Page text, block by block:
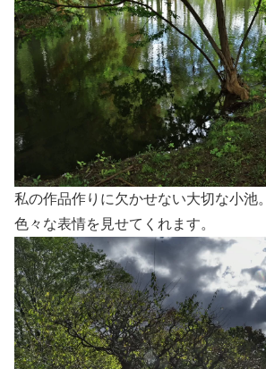
私の作品作りに欠かせない大切な小池。
色々な表情を見せてくれます。